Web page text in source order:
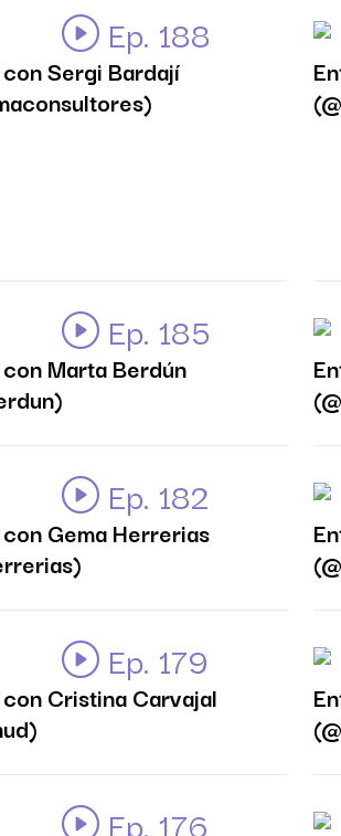
Ep. 188
Sergi Bardají
Ep. 185
Marta Berdún
Ep. 182
Gema Herrerias
Ep. 179
Cristina Carvajal
Ep. 176